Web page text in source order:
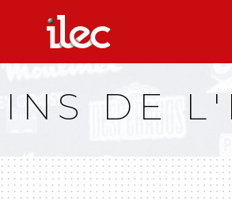
DE